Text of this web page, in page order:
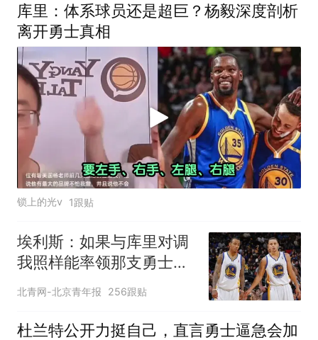
库里：体系球员还是超巨？杨毅深度剖析
离开勇士真相
锁上的光v 1跟贴
埃利斯：如果与库里对调
我照样能率领那支勇士取
得现在的成就
北青网-北京青年报 256跟贴
杜兰特公开力挺自己，直言勇士逼急会加